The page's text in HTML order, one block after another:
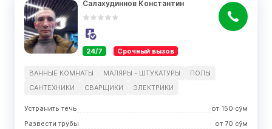
Салахудиннов Константин
24/7 Срочный вызов
ВАННЫЕ КОМНАТЫ МАЛЯРЫ - ШТУКАТУРЫ
ПОЛЫ
САНТЕХНИКИ
СВАРЩИКИ ЭЛЕКТРИКИ
Устранить течь от 150 сўм
Развести трубы
от 70 сўм